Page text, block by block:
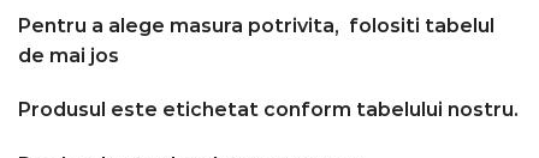
Pentru a alege masura potrivita, folositi tabelul
de mai jos
Produsul este etichetat conform tabelului nostru.